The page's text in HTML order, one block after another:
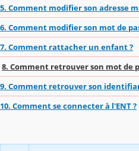
5. Comment modifier son adresse
6. Comment modifier son mot de
7. Comment rattacher un enfant ?
8. Comment retrouver son mot de
9. Comment retrouver son
10. Comment se connecter à l'ENT ?